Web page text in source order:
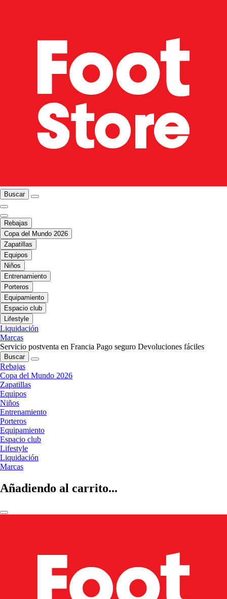
Buscar
Rebajas
Copa del Mundo 2026
Zapatillas
Equipos
Niños
Entrenamiento
Porteros
Equipamiento
Espacio club
Lifestyle
Liquidación
Marcas
Servicio postventa en Francia Pago seguro Devoluciones fáciles
Buscar
Rebajas
Copa del Mundo 2026
Zapatillas
Equipos
Niños
Entrenamiento
Porteros
Equipamiento
Espacio club
Lifestyle
Liquidación
Marcas
Añadiendo al carrito...